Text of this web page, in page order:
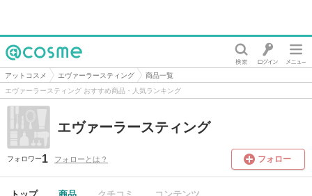
@cosme
アットコスメ エヴァーラースティング
商品一覧
エヴァーラースティング おすすめ商品・人気ランキング
エヴァーラースティング
フォロワー1 フォローとは？ フォロー